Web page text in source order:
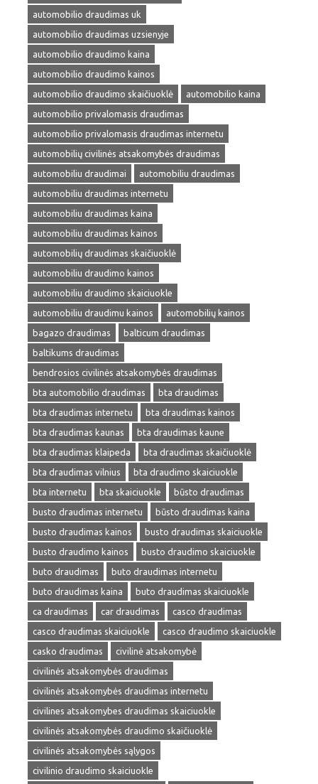
automobilio draudimas uk
automobilio draudimas uzsienyje
automobilio draudimo kaina
automobilio draudimo kainos
automobilio draudimo skaičiuoklė
automobilio kaina
automobilio privalomasis draudimas
automobilio privalomasis draudimas internetu
automobilių civilinės atsakomybės draudimas
automobiliu draudimai
automobiliu draudimas
automobiliu draudimas internetu
automobiliu draudimas kaina
automobiliu draudimas kainos
automobilių draudimas skaičiuoklė
automobiliu draudimo kainos
automobiliu draudimo skaiciuokle
automobiliu draudimu kainos
automobilių kainos
bagazo draudimas
balticum draudimas
baltikums draudimas
bendrosios civilinės atsakomybės draudimas
bta automobilio draudimas
bta draudimas
bta draudimas internetu
bta draudimas kainos
bta draudimas kaunas
bta draudimas kaune
bta draudimas klaipeda
bta draudimas skaičiuoklė
bta draudimas vilnius
bta draudimo skaiciuokle
bta internetu
bta skaiciuokle
būsto draudimas
busto draudimas internetu
būsto draudimas kaina
busto draudimas kainos
busto draudimas skaiciuokle
busto draudimo kainos
busto draudimo skaiciuokle
buto draudimas
buto draudimas internetu
buto draudimas kaina
buto draudimas skaiciuokle
ca draudimas
car draudimas
casco draudimas
casco draudimas skaiciuokle
casco draudimo skaiciuokle
casko draudimas
civilinė atsakomybė
civilinės atsakomybės draudimas
civilinės atsakomybės draudimas internetu
civilines atsakomybes draudimas skaiciuokle
civilinės atsakomybės draudimo skaičiuoklė
civilinės atsakomybės sąlygos
civilinio draudimo skaiciuokle